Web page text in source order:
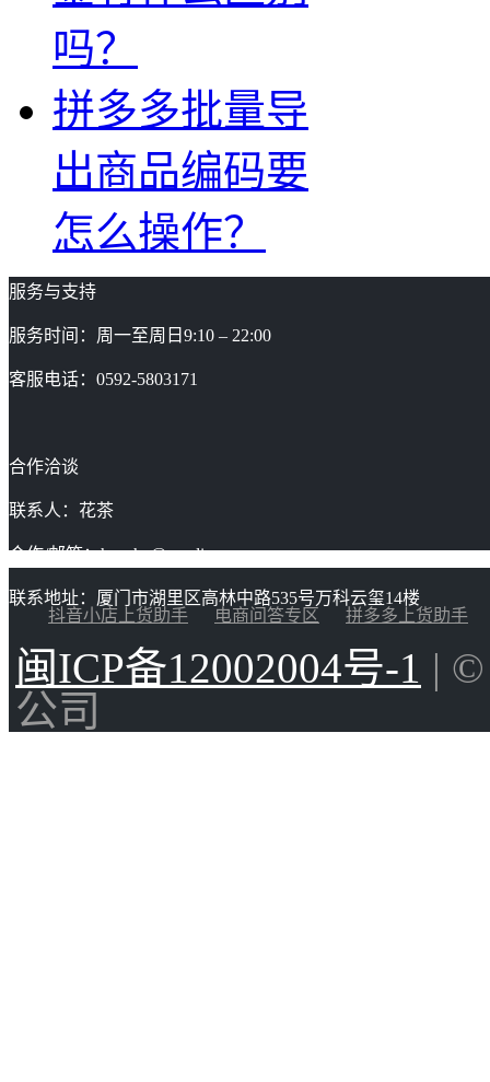
吗？
拼多多批量导
出商品编码要
怎么操作？
服务与支持
服务时间：周一至周日9:10 – 22:00
客服电话：0592-5803171
合作洽谈
联系人：花茶
合作/邮箱：huacha@gaoding.com
联系地址：厦门市湖里区高林中路535号万科云玺14楼
抖音小店上货助手
电商问答专区 拼多多上货助手
闽ICP备12002004号-1 |
公司